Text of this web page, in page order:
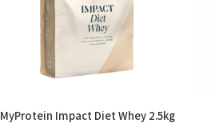
MyProtein Impact Diet Whey 2.5kg